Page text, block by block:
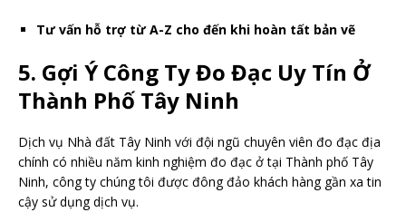
Tư vấn hỗ trợ từ A-Z cho đến khi hoàn tất bản vẽ
5. Gợi Ý Công Ty Đo Đạc Uy Tín Ở
Thành Phố Tây Ninh
Dịch vụ Nhà đất Tây Ninh với đội ngũ chuyên viên đo đạc địa
chính có nhiều năm kinh nghiệm đo đạc ở tại Thành phố Tây
Ninh, công ty chúng tôi được đông đảo khách hàng gần xa tin
cậy sử dụng dịch vụ.